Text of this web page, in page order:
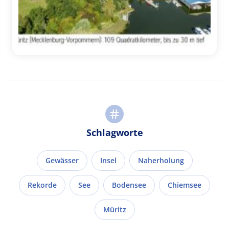
Schlagworte
Gewässer Insel Naherholung
Rekorde See Bodensee Chiemsee
Müritz